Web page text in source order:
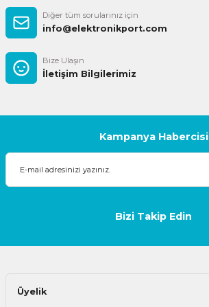
Diğer tüm sorularınız için
info@elektronikport.com
Bize Ulaşın
İletişim Bilgilerimiz
Kampanya Habercisi
Bizi Takip Edin
Üyelik